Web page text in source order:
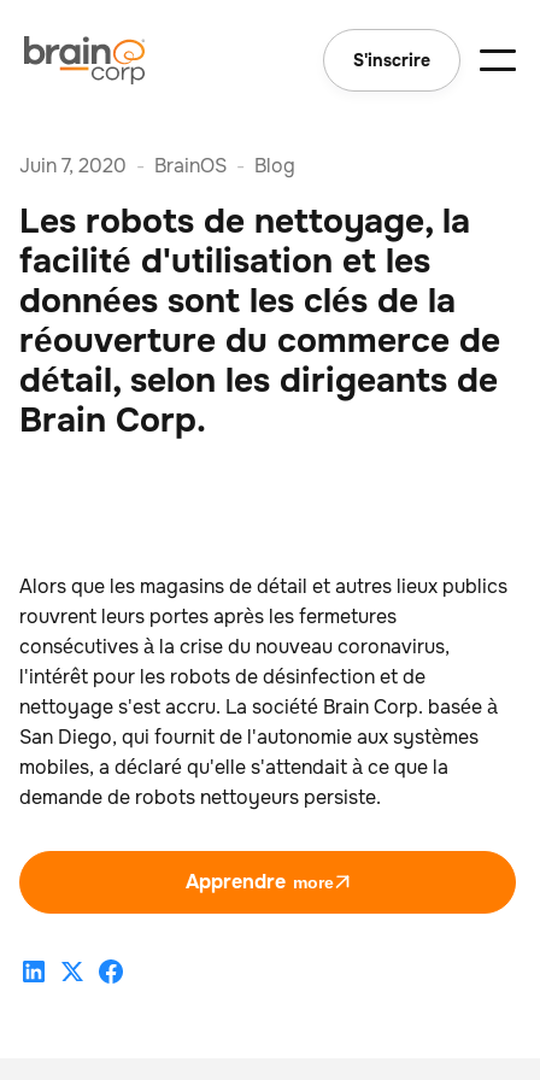
S'inscrire
Juin 7, 2020 - BrainOS - Blog
Les robots de nettoyage, la
facilité d'utilisation et les
données sont les clés de la
réouverture du commerce de
détail, selon les dirigeants de
Brain Corp.
Alors que les magasins de détail et autres lieux publics
rouvrent leurs portes après les fermetures
consécutives à la crise du nouveau coronavirus,
l'intérêt pour les robots de désinfection et de
nettoyage s'est accru. La société Brain Corp. basée à
San Diego, qui fournit de l'autonomie aux systèmes
mobiles, a déclaré qu'elle s'attendait à ce que la
demande de robots nettoyeurs persiste.
Apprendre more